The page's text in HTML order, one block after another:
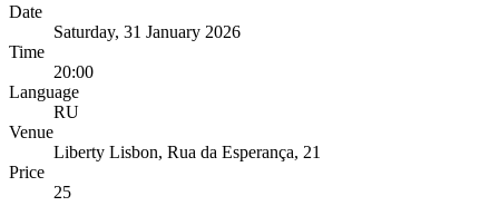
Date
Saturday, 31 January 2026
Time
20:00
Language
RU
Venue
Liberty Lisbon, Rua da Esperança, 21
Price
25